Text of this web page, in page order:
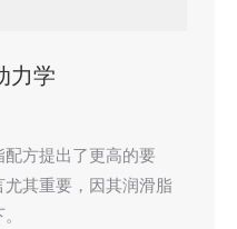
力学
方提出了更高的要
其重要，因其润滑脂